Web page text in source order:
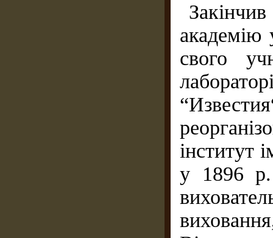
свого
інститут
у 1896